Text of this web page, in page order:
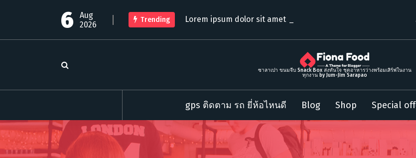
p
n
n
6
Aug
2026
Trending Lorem ipsum dolor sit amet consect
ซาลาเปา ขนมจีบ Snack Box ส่งทันใจ ชุดอาหารว่างพร้อมเสิร์ฟในงาน
ทุกงาน by Jum-Jim Sarapao
gps ติดตาม รถ ยี่ห้อไหนดี Blog Shop Special